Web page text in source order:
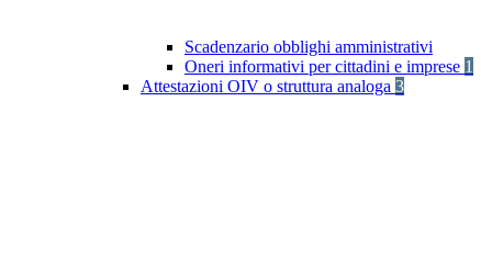
Scadenzario obblighi amministrativi
Oneri informativi per cittadini e imprese 1
Attestazioni OIV o struttura analoga 3